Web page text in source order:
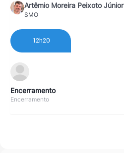
Artêmio Moreira Peixoto Júnior
SMO
Encerramento
Encerramento
12h20